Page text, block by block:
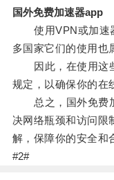
国外免费加速器app
使用VPN或加速器
多国家它们的使用也
因此，在使用这些
规定，以确保你的在
总之，国外免费加
决网络瓶颈和访问限
解，保障你的安全和
#2#